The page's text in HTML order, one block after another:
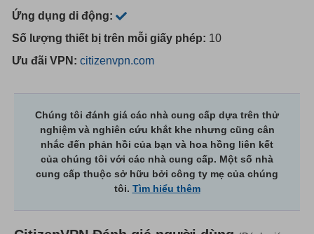
Ứng dụng di động:
Số lượng thiết bị trên mỗi giấy phép: 10
Ưu đãi VPN: citizenvpn.com
Chúng tôi đánh giá các nhà cung cấp dựa trên thử
nghiệm và nghiên cứu khắt khe nhưng cũng cân
nhắc đến phản hồi của bạn và hoa hồng liên kết
của chúng tôi với các nhà cung cấp. Một số nhà
cung cấp thuộc sở hữu bởi công ty mẹ của chúng
tôi. Tìm hiểu thêm